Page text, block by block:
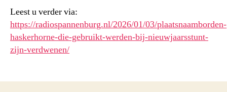
Leest u verder via:
https://radiospannenburg.nl/2026/01/03/plaatsnaamborden-
haskerhorne-die-gebruikt-werden-bij-nieuwjaarsstunt-
zijn-verdwenen/